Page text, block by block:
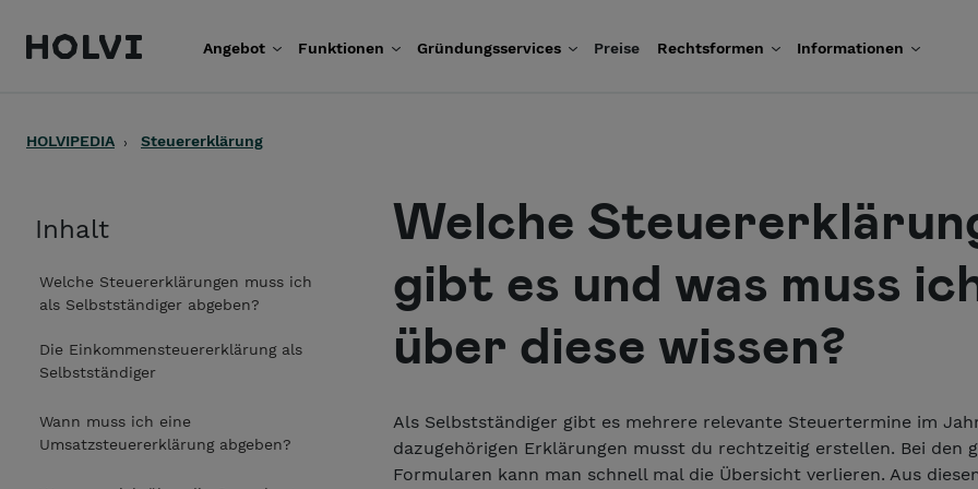
Holvi Angebot Funktionen Gründungsservices Preise Rechtsformen Informationen
HOLVIPEDIA Steuererklärung
Inhalt
Welche Steuererklärungen muss ich
als Selbstständiger abgeben?
Die Einkommensteuererklärung als
Selbstständiger
Wann muss ich eine
Umsatzsteuererklärung abgeben?
Welche
gibt es und was muss
über diese wissen?
Als Selbstständiger gibt es mehrere relevante Steuertermine im
dazugehörigen Erklärungen musst du rechtzeitig erstellen. Bei den
Formularen kann man schnell mal die Übersicht verlieren. Aus